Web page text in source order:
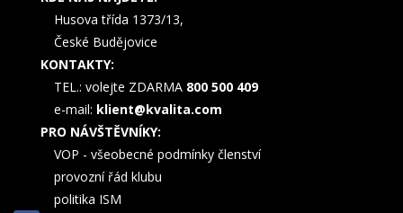
Husova třída 1373/13,
České Budějovice
KONTAKTY:
TEL.: volejte ZDARMA 800 500 409
e-mail: klient@kvalita.com
PRO NÁVŠTĚVNÍKY:
VOP - všeobecné podmínky členství
provozní řád klubu
politika ISM